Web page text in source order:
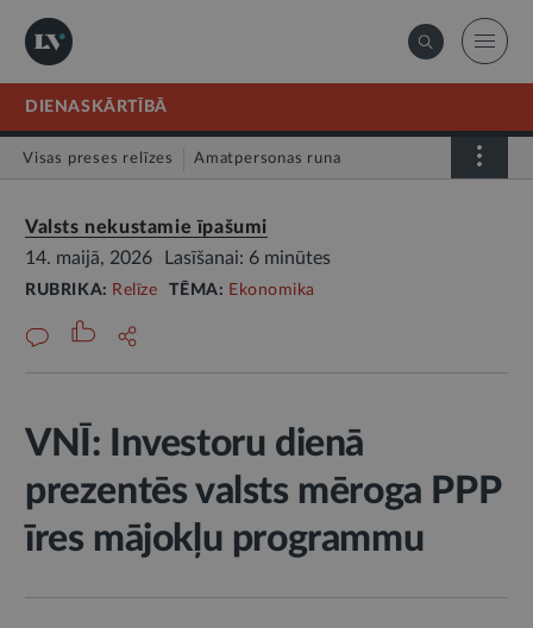
DIENASKĀRTĪBĀ
Visas preses relīzes Amatpersonas runa
Valsts nekustamie īpašumi
14. maijā, 2026
Lasīšanai: 6 minūtes
RUBRIKA: Relīze TĒMA: Ekonomika
VNĪ: Investoru dienā
prezentēs valsts mēroga PPP
īres mājokļu programmu